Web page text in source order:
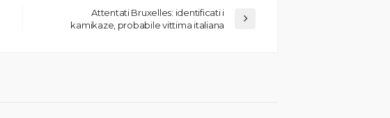
Attentati Bruxelles: identificati i
kamikaze, probabile vittima italiana